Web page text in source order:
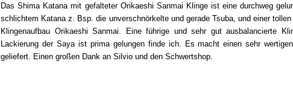
Das Shima Katana mit gefalteter Orikaeshi Sanmai Klinge ist eine durchweg
schlichtem Katana z. Bsp. die unverschnörkelte und gerade Tsuba, und einer
Klingenaufbau Orikaeshi Sanmai. Eine führige und sehr gut ausbalancierte
Lackierung der Saya ist prima gelungen finde ich. Es macht einen sehr
geliefert. Einen großen Dank an Silvio und den Schwertshop.